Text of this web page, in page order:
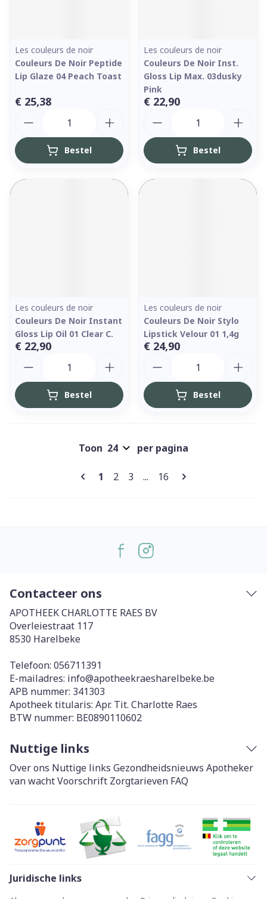
Les couleurs de noir
Couleurs De Noir Peptide
Lip Glaze 04 Peach Toast
€ 25,38
Bestel
Les couleurs de noir
Couleurs De Noir Inst.
Gloss Lip Max. 03dusky
Pink
€ 22,90
Bestel
Les couleurs de noir
Couleurs De Noir Instant
Gloss Lip Oil 01 Clear C.
€ 22,90
Bestel
Les couleurs de noir
Couleurs De Noir Stylo
Lipstick Velour 01 1,4g
€ 24,90
Bestel
Pagina's
U lees momenteel pagina
1 Pagina
2 Pagina
3 ... Pagina
16
Toon per pagina
Contacteer ons
APOTHEEK CHARLOTTE RAES BV
Overleiestraat 117
8530 Harelbeke
Telefoon: 056711391
E-mailadres: info@apotheekraesharelbeke.be
APB nummer: 341303
Apotheek titularis: Apr. Tit. Charlotte Raes
BTW nummer: BE0890110602
Nuttige links
Over ons Nuttige links Gezondheidsnieuws Apotheker
van wachtVoorschrift Zorgtarieven FAQ
Juridische links